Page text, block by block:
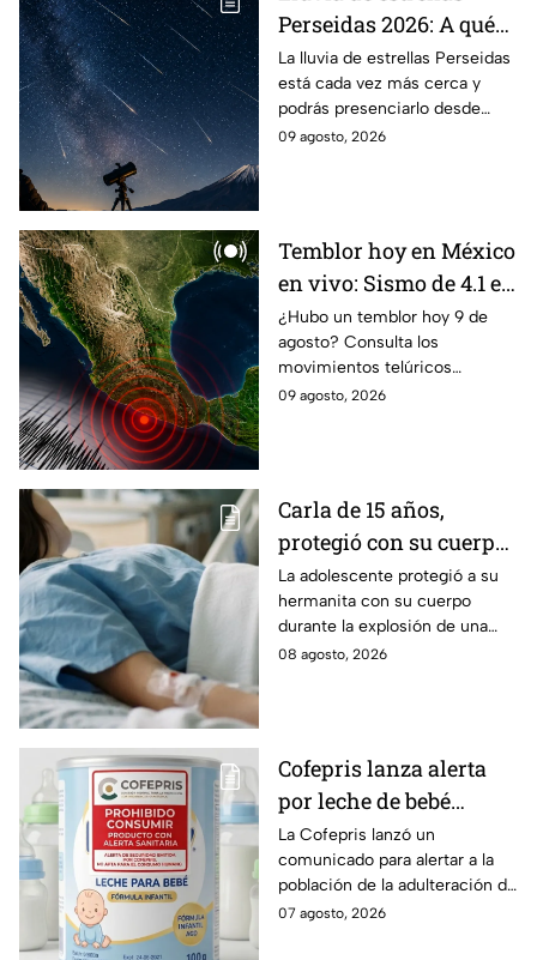
Perseidas 2026: A qué
hora alcanza su pico en
México y
recomendaciones para
verla
La lluvia de estrellas Perseidas
está cada vez más cerca y
podrás presenciarlo desde
México; te decimos a qué hora
09 agosto, 2026
Temblor hoy en México
en vivo: Sismo de 4.1 en
Huixtla, Chiapas
¿Hubo un temblor hoy 9 de
agosto? Consulta los
movimientos telúricos
sentidos en México con
09 agosto, 2026
Carla de 15 años,
protegió con su cuerpo
a su hermanita de 4
durante la explosión de
una pipa de gas en
Cuernavaca
La adolescente protegió a su
hermanita con su cuerpo
durante la explosión de una
pipa de gas en Cuernavaca;
08 agosto, 2026
Cofepris lanza alerta
por leche de bebé
adulterada: ¿Qué marca
es y cómo identificarla?
La Cofepris lanzó un
comunicado para alertar a la
población de la adulteración de
una leche para bebé.
07 agosto, 2026